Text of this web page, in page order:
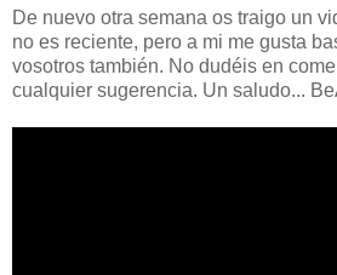
De nuevo otra semana os traigo un
no es reciente, pero a mi me gusta
vosotros también. No dudéis en
cualquier sugerencia. Un saludo...